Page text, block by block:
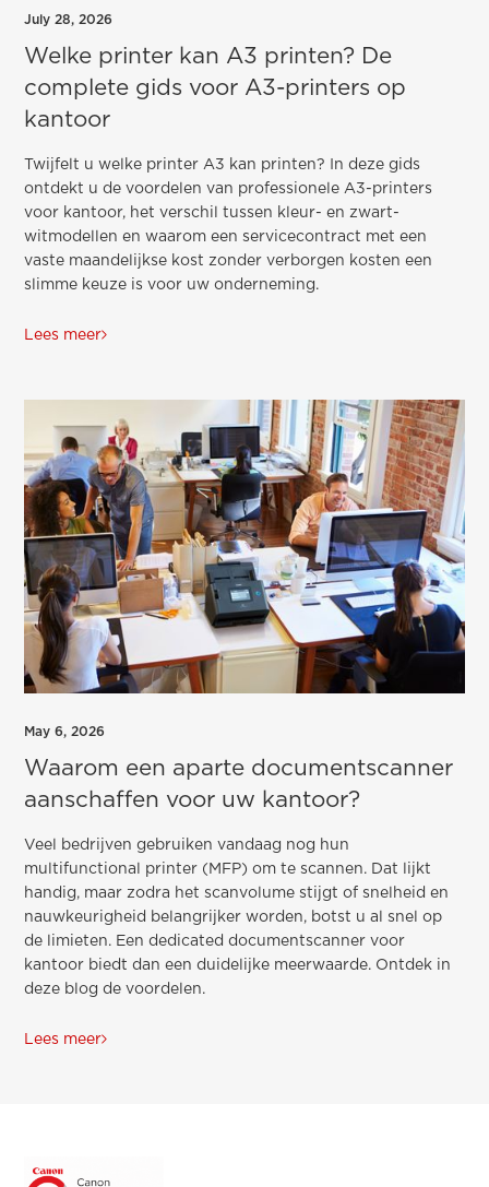
July 28, 2026
Welke printer kan A3 printen? De
complete gids voor A3-printers op
kantoor
Twijfelt u welke printer A3 kan printen? In deze gids
ontdekt u de voordelen van professionele A3-printers
voor kantoor, het verschil tussen kleur- en zwart-
witmodellen en waarom een servicecontract met een
vaste maandelijkse kost zonder verborgen kosten een
slimme keuze is voor uw onderneming.
Lees meer
May 6, 2026
Waarom een aparte documentscanner
aanschaffen voor uw kantoor?
Veel bedrijven gebruiken vandaag nog hun
multifunctional printer (MFP) om te scannen. Dat lijkt
handig, maar zodra het scanvolume stijgt of snelheid en
nauwkeurigheid belangrijker worden, botst u al snel op
de limieten. Een dedicated documentscanner voor
kantoor biedt dan een duidelijke meerwaarde. Ontdek in
deze blog de voordelen.
Lees meer